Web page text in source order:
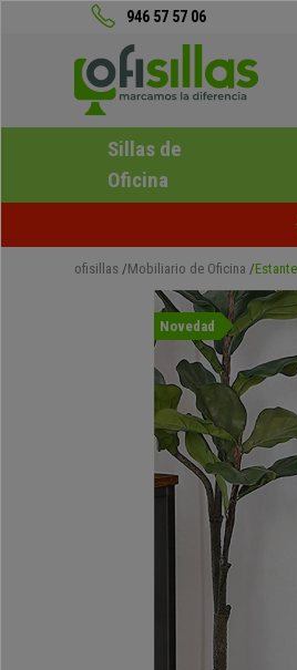
946 57 57 06
Sillas de
Oficina
ofisillas Mobiliario de Oficina
Novedad